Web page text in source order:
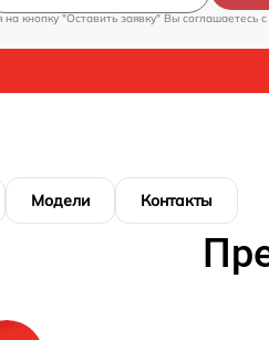
кнопку "Оставить заявку" Вы соглашаетесь c
Модели Контакты